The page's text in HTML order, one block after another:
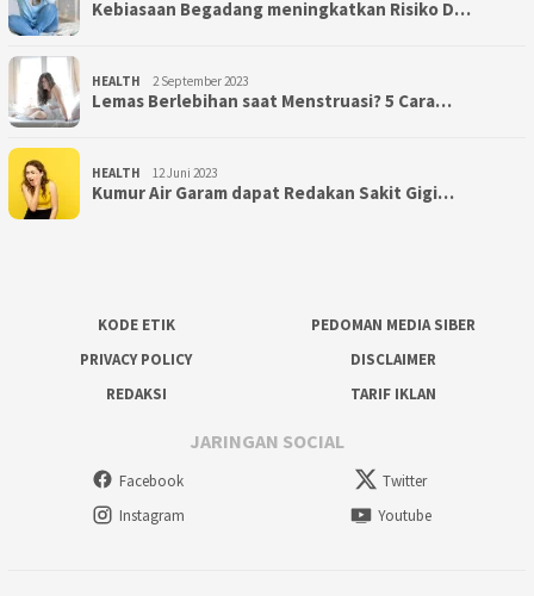
Kebiasaan Begadang meningkatkan Risiko D…
HEALTH 2 September 2023
Lemas Berlebihan saat Menstruasi? 5 Cara…
HEALTH 12 Juni 2023
Kumur Air Garam dapat Redakan Sakit Gigi…
KODE ETIK
PEDOMAN MEDIA SIBER
PRIVACY POLICY
DISCLAIMER
REDAKSI
TARIF IKLAN
JARINGAN SOCIAL
Facebook
Twitter
Instagram
Youtube